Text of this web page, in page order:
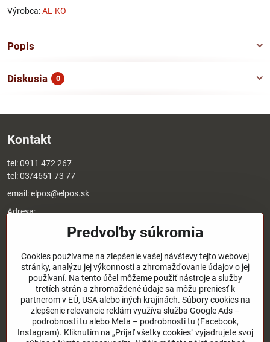
Výrobca:AL-KO
Popis
Diskusia 0
Kontakt
tel:0911 472 267
tel:03/4651 73 77
email:elpos@elpos.sk
Adresa:
Otváracie hodiny:
8:00 - 17:00 pondelok - piatok
8:00 - 12:00 sobota
Nedeľa - zatvorené
O nás
Predvoľby súkromia
Cookies používame na zlepšenie vašej návštevy tejto webovej
stránky, analýzu jej výkonnosti a zhromažďovanie údajov o jej
používaní. Na tento účel môžeme použiť nástroje a služby
tretích strán a zhromaždené údaje sa môžu preniesť k
partnerom v EÚ, USA alebo iných krajinách. Súbory cookies na
zlepšenie relevancie reklám využíva služba Google Ads –
podrobnosti tu alebo Meta – podrobnosti tu (Facebook,
Instagram). Kliknutím na „Prijať všetky cookies" vyjadrujete svoj